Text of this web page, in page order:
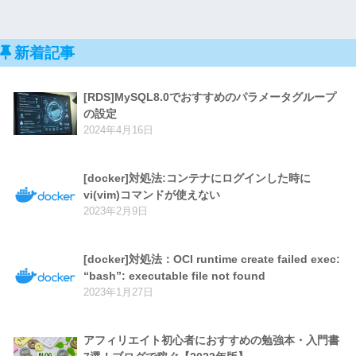
新着記事
[RDS]MySQL8.0でおすすめのパラメータグループ
の設定
2024年4月16日
[docker]対処法:コンテナにログインした時に
vi(vim)コマンドが使えない
2023年2月9日
[docker]対処法：OCI runtime create failed exec:
“bash”: executable file not found
2023年1月27日
アフィリエイト初心者におすすめの勉強本・入門書